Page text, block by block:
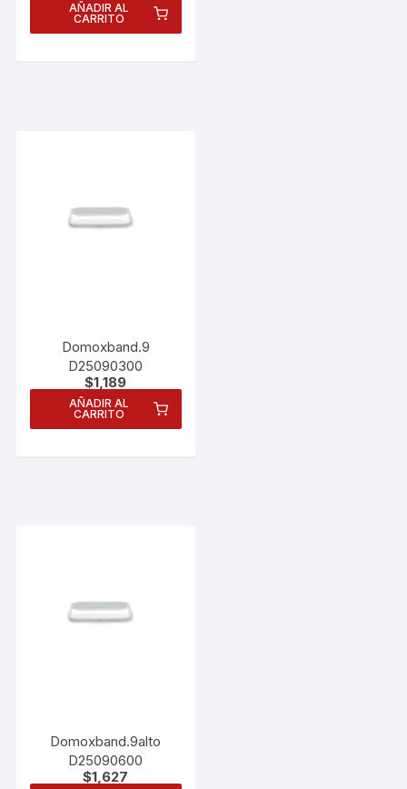
AÑADIR AL
CARRITO
Domoxband.9
D25090300
$1,189
AÑADIR AL
CARRITO
Domoxband.9alto
D25090600
$1,627